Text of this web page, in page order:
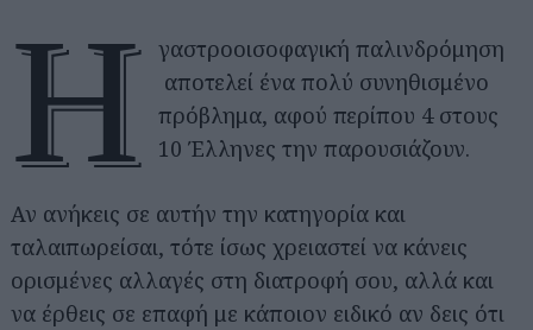
H
γαστροοισοφαγική παλινδρόμηση
αποτελεί ένα πολύ συνηθισμένο
πρόβλημα, αφού περίπου 4 στους
10 Έλληνες την παρουσιάζουν.
Αν ανήκεις σε αυτήν την κατηγορία και
ταλαιπωρείσαι, τότε ίσως χρειαστεί να κάνεις
ορισμένες αλλαγές στη διατροφή σου, αλλά και
να έρθεις σε επαφή με κάποιον ειδικό αν δεις ότι